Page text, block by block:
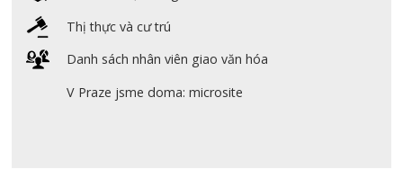
Thị thực và cư trú
Danh sách nhân viên giao văn hóa
V Praze jsme doma: microsite